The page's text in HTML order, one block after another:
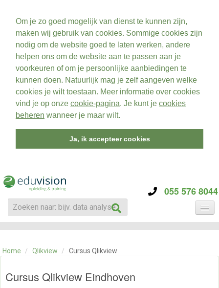
Om je zo goed mogelijk van dienst te kunnen zijn,
maken wij gebruik van cookies. Sommige cookies zijn
nodig om de website goed te laten werken, andere
helpen ons om de website aan te passen aan je
voorkeuren of om je persoonlijke aanbiedingen te
kunnen doen. Natuurlijk mag je zelf aangeven welke
cookies je wilt toestaan. Meer informatie over cookies
vind je op onze cookie-pagina. Je kunt je cookies
beheren wanneer je maar wilt.
Ja, ik accepteer cookies
055 576 8044
CATEGORIE
OVER ONS
SKILLS ALCHEMIST
Home / Qlikview / Cursus Qlikview
Cursus Qlikview Eindhoven